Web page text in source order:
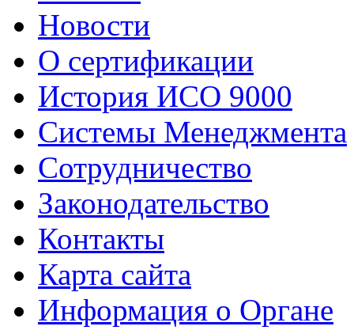
Новости
О сертификации
История ИСО 9000
Системы Менеджмента
Сотрудничество
Законодательство
Контакты
Карта сайта
Информация о Органе